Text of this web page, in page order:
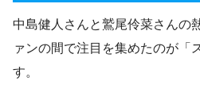
中島健人さんと鷲尾伶菜さんの
ァンの間で注目を集めたのが「
す。